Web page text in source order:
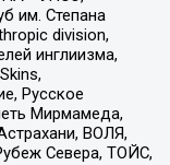
им. Степана
division,
инглиизма,
Русское
Мирмамеда,
ВОЛЯ,
Севера, ТОЙС,